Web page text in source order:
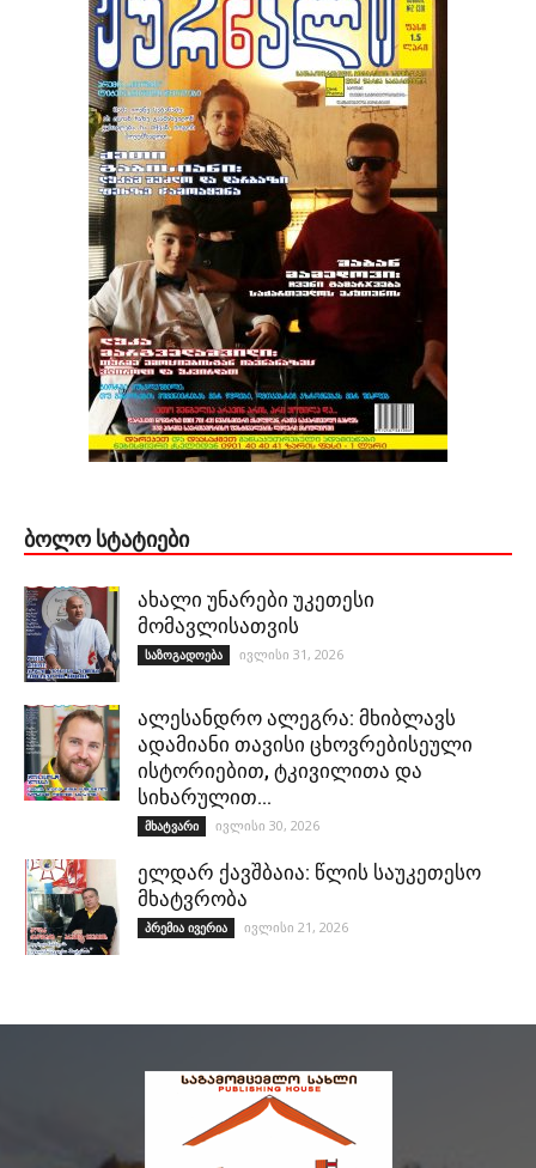
ᲑᲝᲚᲝ ᲡᲢᲐᲢᲘᲔᲑᲘ
ახალი უნარები უკეთესი
მომავლისათვის
საზოგადოება ივლისი 31, 2026
ალესანდრო ალეგრა: მხიბლავს
ადამიანი თავისი ცხოვრებისეული
ისტორიებით, ტკივილითა და
სიხარულით…
მხატვარი ივლისი 30, 2026
ელდარ ქავშბაია: წლის საუკეთესო
მხატვრობა
პრემია ივერია ივლისი 21, 2026